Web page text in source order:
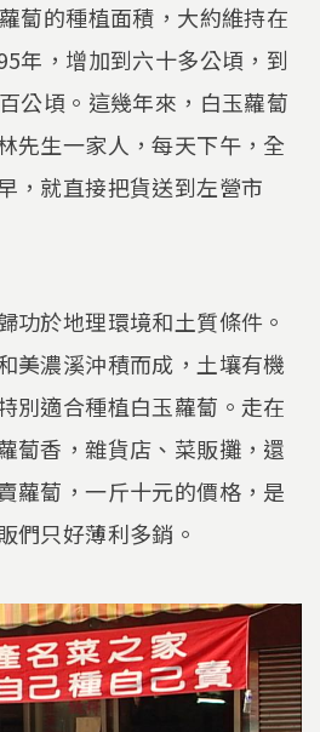
蔔的種植面積，大約維持在
年，增加到六十多公頃，到
公頃。這幾年來，白玉蘿蔔
先生一家人，每天下午，全
，就直接把貨送到左營市
功於地理環境和土質條件。
美濃溪沖積而成，土壤有機
別適合種植白玉蘿蔔。走在
蔔香，雜貨店、菜販攤，還
蘿蔔，一斤十元的價格，是
們只好薄利多銷。